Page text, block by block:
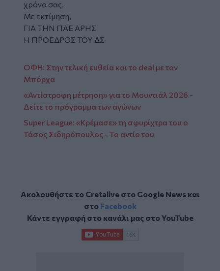
χρόνο σας.
Με εκτίμηση,
ΓΙΑ ΤΗΝ ΠΑΕ ΑΡΗΣ
Η ΠΡΟΕΔΡΟΣ ΤΟΥ ΔΣ
ΟΦΗ: Στην τελική ευθεία και το deal με τον
Μπόρχα
«Αντίστροφη μέτρηση» για το Μουντιάλ 2026 -
Δείτε το πρόγραμμα των αγώνων
Super League: «Κρέμασε» τη σφυρίχτρα του ο
Τάσος Σιδηρόπουλος - Το αντίο του
Ακολουθήστε το Cretalive στο Google Newsκαι
στο Facebook
Κάντε εγγραφή στο κανάλι μας στοYouTube